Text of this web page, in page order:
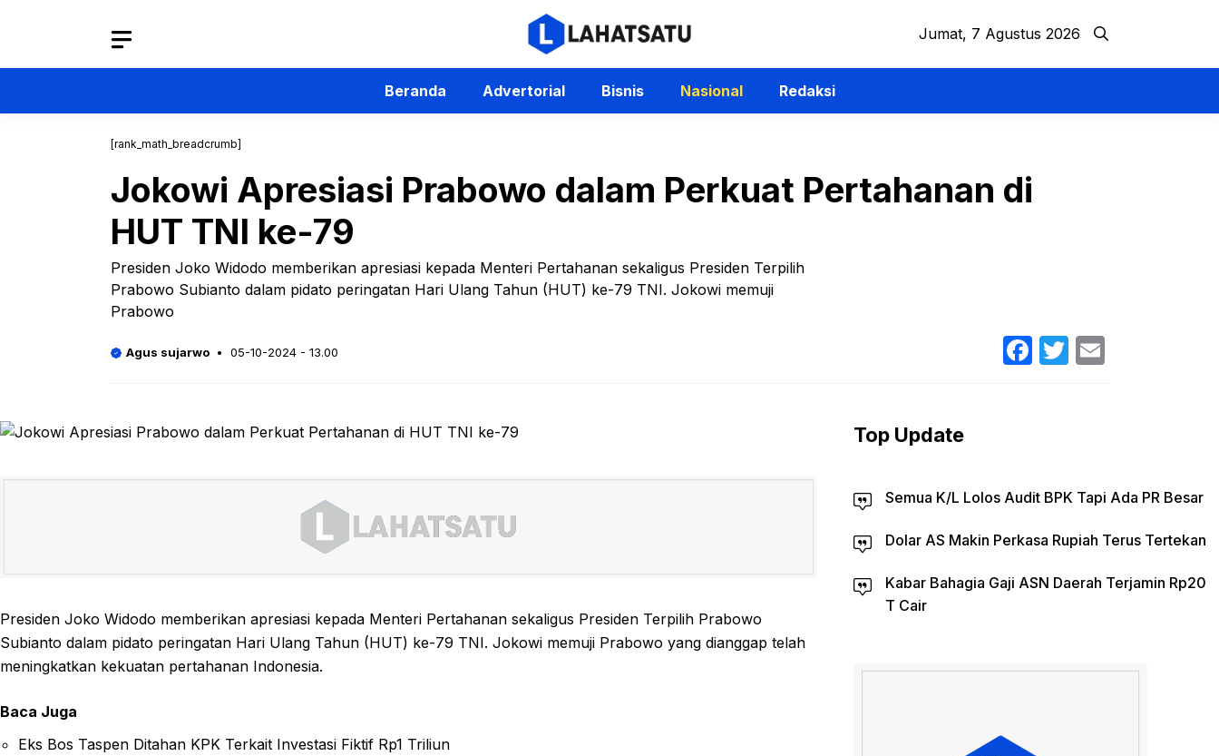
Jumat, 7 Agustus 2026
Beranda Advertorial Bisnis Nasional Redaksi
[rank_math_breadcrumb]
Jokowi Apresiasi Prabowo dalam Perkuat Pertahanan di
HUT TNI ke-79
Presiden Joko Widodo memberikan apresiasi kepada Menteri Pertahanan sekaligus Presiden Terpilih
Prabowo Subianto dalam pidato peringatan Hari Ulang Tahun (HUT) ke-79 TNI. Jokowi memuji
Prabowo
Agus sujarwo 05-10-2024 - 13.00 Facebook
Twitter
Presiden Joko Widodo memberikan apresiasi kepada Menteri Pertahanan sekaligus Presiden Terpilih Prabowo
Subianto dalam pidato peringatan Hari Ulang Tahun (HUT) ke-79 TNI. Jokowi memuji Prabowo yang dianggap telah
meningkatkan kekuatan pertahanan Indonesia.
Baca Juga
Eks Bos Taspen Ditahan KPK Terkait Investasi Fiktif Rp1 Triliun
Top Update
Semua K/L Lolos Audit BPK Tapi Ada PR Besar
Dolar AS Makin Perkasa Rupiah Terus Tertekan
Kabar Bahagia Gaji ASN Daerah Terjamin Rp20
T Cair